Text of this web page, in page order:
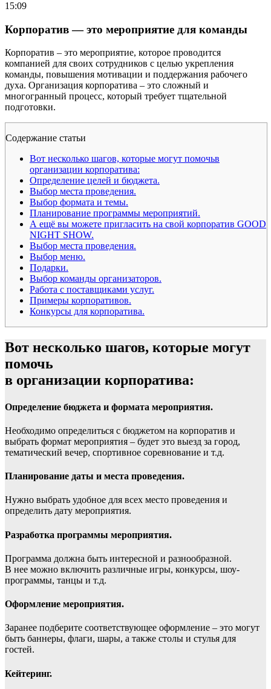
15:09
Корпоратив — это мероприятие для команды
Корпоратив – это мероприятие, которое проводится
компанией для своих сотрудников с целью укрепления
команды, повышения мотивации и поддержания рабочего
духа. Организация корпоратива – это сложный и
многогранный процесс, который требует тщательной
подготовки.
Содержание статьи
Вот несколько шагов, которые могут помочьв
организации корпоратива:
Определение целей и бюджета.
Выбор места проведения.
Выбор формата и темы.
Планирование программы мероприятий.
А ещё вы можете пригласить на свой корпоратив GOOD
NIGHT SHOW.
Выбор места проведения.
Выбор меню.
Подарки.
Выбор команды организаторов.
Работа с поставщиками услуг.
Примеры корпоративов.
Конкурсы для корпоратива.
Вот несколько шагов, которые могут
помочь
в организации корпоратива:
Определение бюджета и формата мероприятия.
Необходимо определиться с бюджетом на корпоратив и
выбрать формат мероприятия – будет это выезд за город,
тематический вечер, спортивное соревнование и т.д.
Планирование даты и места проведения.
Нужно выбрать удобное для всех место проведения и
определить дату мероприятия.
Разработка программы мероприятия.
Программа должна быть интересной и разнообразной.
В нее можно включить различные игры, конкурсы, шоу-
программы, танцы и т.д.
Оформление мероприятия.
Заранее подберите соответствующее оформление – это могут
быть баннеры, флаги, шары, а также столы и стулья для
гостей.
Кейтеринг.